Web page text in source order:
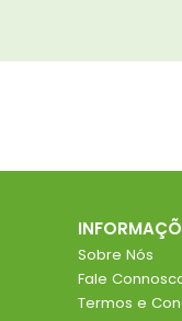
Sobre Nós
Fale
Termos e